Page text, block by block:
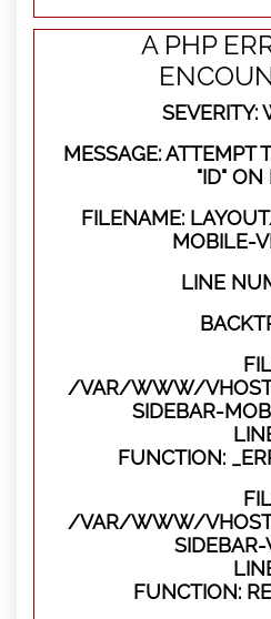
A PHP
SEVERITY:
MESSAGE: ATTEMPT
"ID"
FILENAME:
MOBILE-
LINE
/VAR/WWW/
SIDEBAR-
FUNCTION:
/VAR/WWW/
SIDEBAR-
FUNCTION: